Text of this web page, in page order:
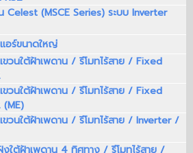
Celest (MSCE Series) ระบบ Inverter
อร์ขนาดใหญ่
วนใต้ฝ้าเพดาน / รีโมทไร้สาย / Fixed
วนใต้ฝ้าเพดาน / รีโมทไร้สาย / Fixed
วนใต้ฝ้าเพดาน / รีโมทไร้สาย / Inverter /
ใต้ฝ้าเพดาน 4 ทิศทาง / รีโมทไร้สาย /